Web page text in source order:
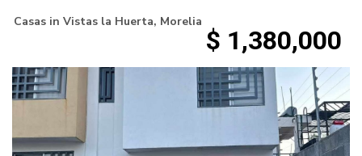
Casas in Vistas la Huerta, Morelia
$ 1,380,000